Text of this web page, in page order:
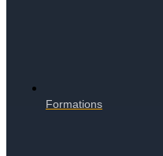
Formations